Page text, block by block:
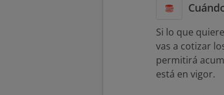
Si lo que
vas a cotizar
permitirá
está en vigor.